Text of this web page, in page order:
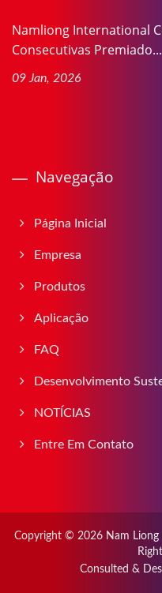
Namliong International
Consecutivas Premiado...
09 Jan, 2026
Navegação
Página Inicial
Empresa
Produtos
Aplicação
FAQ
Desenvolvimento
NOTÍCIAS
Entre Em Contato
Copyright © 2026 Nam Liong
Consulted &